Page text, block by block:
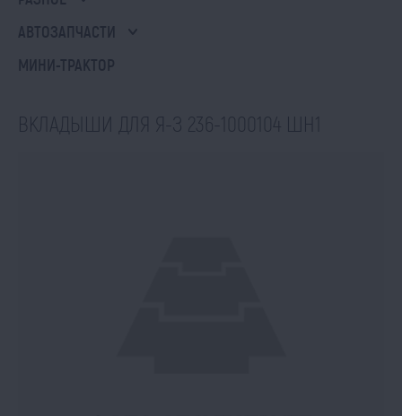
АВТОЗАПЧАСТИ
МИНИ-ТРАКТОР
ВКЛАДЫШИ ДЛЯ Я-З 236-1000104 ШН1